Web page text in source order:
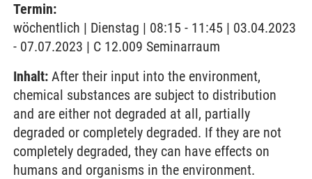
Termin:
wöchentlich | Dienstag | 08:15 - 11:45 | 03.04.2023
- 07.07.2023 | C 12.009 Seminarraum
Inhalt: After their input into the environment,
chemical substances are subject to distribution
and are either not degraded at all, partially
degraded or completely degraded. If they are not
completely degraded, they can have effects on
humans and organisms in the environment.